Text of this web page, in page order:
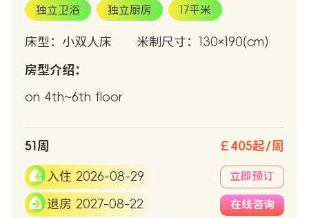
独立卫浴 独立厨房 17平米
床型：小双人床 米制尺寸：130×190(cm)
房型介绍：
on 4th~6th floor
51周 ￡405起/周
入住 2026-08-29
退房 2027-08-22
立即预订
在线咨询